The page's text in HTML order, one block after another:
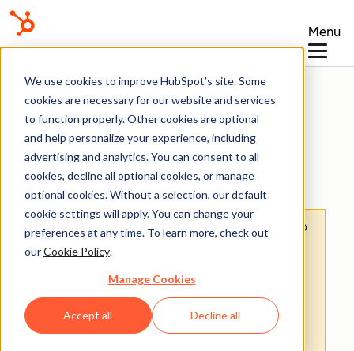
We use cookies to improve HubSpot’s site. Some
cookies are necessary for our website and services
to function properly. Other cookies are optional
and help personalize your experience, including
advertising and analytics. You can consent to all
cookies, decline all optional cookies, or manage
optional cookies. Without a selection, our default
cookie settings will apply. You can change your
preferences at any time. To learn more, check out
ourCookie Policy.
Manage Cookies
Accept all Decline all
Menu
Knowledge base
Form
Nota bene: la traduzione in italiano di questo
articolo è fornita solo per comodità. La
potrebbe non essere stata revisionata.
Pertanto, la versione inglese di questo